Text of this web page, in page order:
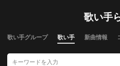
歌い手
歌い手グループ 歌い手 新曲情報